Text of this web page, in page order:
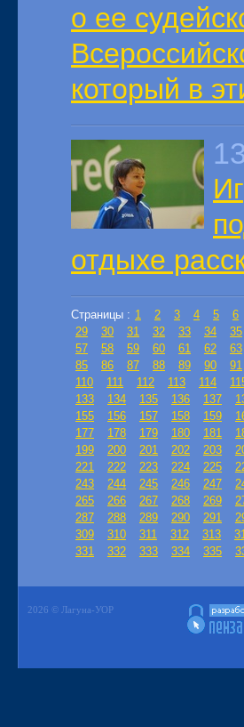
о ее
который в
отдыхе
Страницы : 1 2 3 4 5 6
29
30 31 32 33 34 35
57
58 59 60 61 62 63
85
86 87 88 89 90 91
110
111 112 113 114
133
134 135 136 137
155
156 157 158 159
177
178 179 180 181
199
200 201 202 203
221
222 223 224 225
243
244 245 246 247
265
266 267 268 269
287
288 289 290 291
309
310 311 312 313
331
332 333 334 335
2026 © Лагуна-УОР